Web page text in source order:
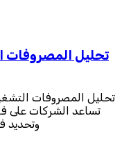
تحليل
تحليل المصروفات
تساعد الشركات على
وتحديد